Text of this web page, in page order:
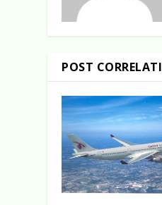
POST CORRELATI